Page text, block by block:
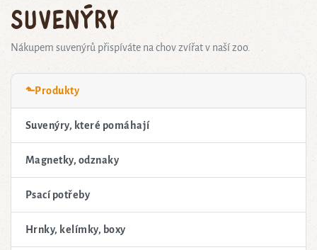
Suvenýry
Nákupem suvenýrů přispíváte na chov zvířat v naší zoo.
⬑Produkty
Suvenýry, které pomáhají
Magnetky, odznaky
Psací potřeby
Hrnky, kelímky, boxy